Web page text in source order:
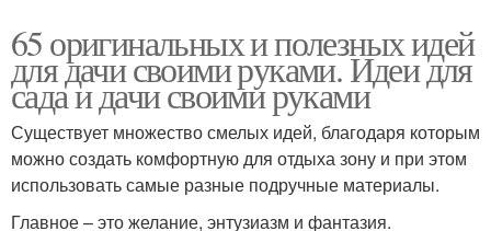
65 оригинальных и полезных идей
для дачи своими руками. Идеи для
сада и дачи своими руками
Существует множество смелых идей, благодаря которым
можно создать комфортную для отдыха зону и при этом
использовать самые разные подручные материалы.
Главное – это желание, энтузиазм и фантазия.